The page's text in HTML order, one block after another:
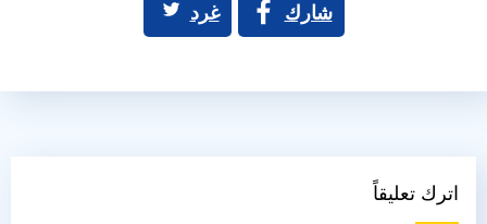
شارك غرد
اترك تعليقاً